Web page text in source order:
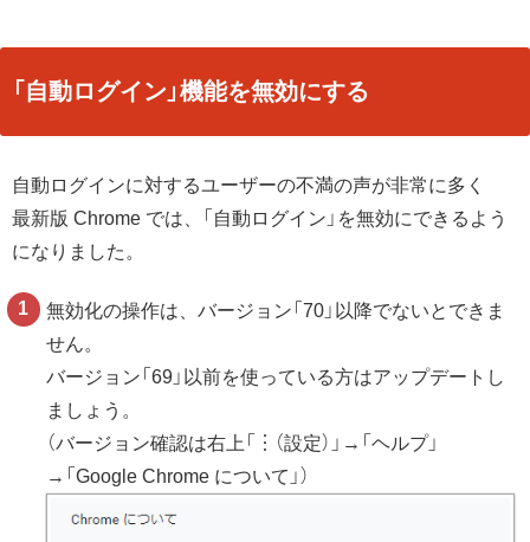
「自動ログイン」機能を無効にする
自動ログインに対するユーザーの不満の声が非常に多く
最新版 Chrome では、「自動ログイン」を無効にできるよう
になりました。
無効化の操作は、バージョン「70」以降でないとできま
せん。
バージョン「69」以前を使っている方はアップデートし
ましょう。
（バージョン確認は右上「︙（設定）」→「ヘルプ」
→「Google Chrome について」）